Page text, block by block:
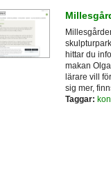
hittar du
makan
lärare vill
sig mer,
Taggar: